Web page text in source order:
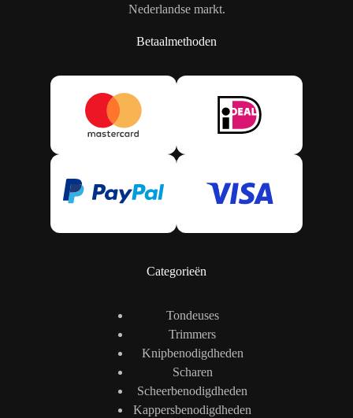
Nederlandse markt.
Betaalmethoden
Categorieën
Tondeuses
Trimmers
Knipbenodigdheden
Scharen
Scheerbenodigdheden
Kappersbenodigdheden